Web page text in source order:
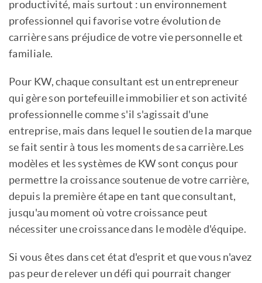
productivité, mais surtout : un environnement
professionnel qui favorise votre évolution de
carrière sans préjudice de votre vie personnelle et
familiale.
Pour KW, chaque consultant est un entrepreneur
qui gère son portefeuille immobilier et son activité
professionnelle comme s'il s'agissait d'une
entreprise, mais dans lequel le soutien de la marque
se fait sentir à tous les moments de sa carrière.Les
modèles et les systèmes de KW sont conçus pour
permettre la croissance soutenue de votre carrière,
depuis la première étape en tant que consultant,
jusqu'au moment où votre croissance peut
nécessiter une croissance dans le modèle d'équipe.
Si vous êtes dans cet état d'esprit et que vous n'avez
pas peur de relever un défi qui pourrait changer